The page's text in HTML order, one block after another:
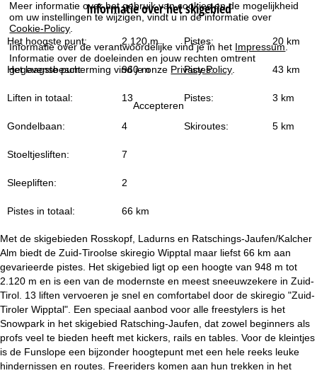
Meer informatie over het gebruik van cookies en de mogelijkheid
om uw instellingen te wijzigen, vindt u in de informatie over
Cookie-Policy
Informatie over de verantwoordelijke vind je in het Impressum .
Informatie over de doeleinden en jouw rechten omtrent
gegevensbescherming vind je onze Privacy Policy
Accepteren
r
t
p
Informatie over het skigebied
Het hoogste punt: 2.120 m Pistes: 20 km
Het laagste punt: 960 m Pistes: 43 km
Liften in totaal: 13 Pistes: 3 km
Gondelbaan: 4 Skiroutes: 5 km
Stoeltjesliften: 7
Sleepliften: 2
Pistes in totaal: 66 km
Met de skigebieden Rosskopf, Ladurns en Ratschings-Jaufen/Kalcher
Alm biedt de Zuid-Tiroolse skiregio Wipptal maar liefst 66 km aan
gevarieerde pistes. Het skigebied ligt op een hoogte van 948 m tot
2.120 m en is een van de modernste en meest sneeuwzekere in Zuid-
Tirol. 13 liften vervoeren je snel en comfortabel door de skiregio "Zuid-
Tiroler Wipptal". Een speciaal aanbod voor alle freestylers is het
Snowpark in het skigebied Ratsching-Jaufen, dat zowel beginners als
profs veel te bieden heeft met kickers, rails en tables. Voor de kleintjes
is de Funslope een bijzonder hoogtepunt met een hele reeks leuke
hindernissen en routes. Freeriders komen aan hun trekken in het